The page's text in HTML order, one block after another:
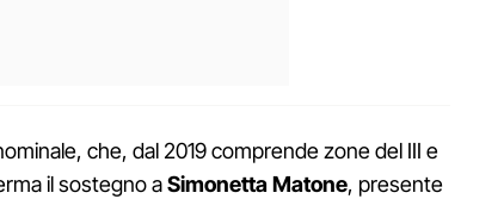
che, dal 2019 comprende zone del III e
il sostegno aSimonetta Matone, presente